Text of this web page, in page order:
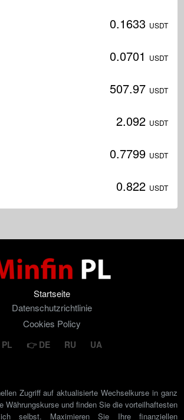
0.1633 USDT
0.0701 USDT
507.97 USDT
2.092 USDT
0.7799 USDT
0.822 USDT
Startseite
Datenschutzrichtlinie
Cookies Policy
PL DE RU UA
Zugriff auf aktualisierte Wechselkurse in ganz
Währungskurse und finden Sie die vorteilhaftesten
selbst. Maximieren Sie Ihre finanziellen